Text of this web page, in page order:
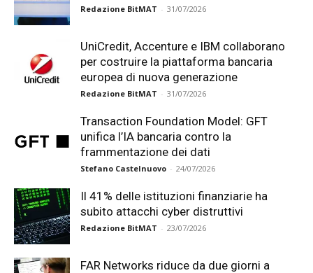
Redazione BitMAT - 31/07/2026
UniCredit, Accenture e IBM collaborano
per costruire la piattaforma bancaria
europea di nuova generazione
Redazione BitMAT - 31/07/2026
Transaction Foundation Model: GFT
unifica l’IA bancaria contro la
frammentazione dei dati
Stefano Castelnuovo - 24/07/2026
Il 41% delle istituzioni finanziarie ha
subito attacchi cyber distruttivi
Redazione BitMAT - 23/07/2026
FAR Networks riduce da due giorni a